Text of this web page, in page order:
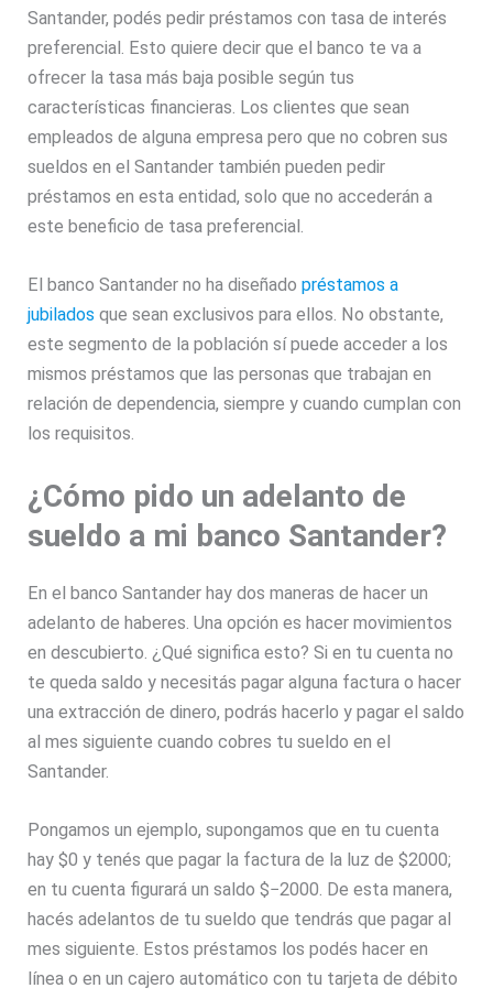
Santander, podés pedir préstamos con tasa de interés
preferencial. Esto quiere decir que el banco te va a
ofrecer la tasa más baja posible según tus
características financieras. Los clientes que sean
empleados de alguna empresa pero que no cobren sus
sueldos en el Santander también pueden pedir
préstamos en esta entidad, solo que no accederán a
este beneficio de tasa preferencial.
El banco Santander no ha diseñadopréstamos a
jubilados que sean exclusivos para ellos. No obstante,
este segmento de la población sí puede acceder a los
mismos préstamos que las personas que trabajan en
relación de dependencia, siempre y cuando cumplan con
los requisitos.
¿Cómo pido un adelanto de
sueldo a mi banco Santander?
En el banco Santander hay dos maneras de hacer un
adelanto de haberes. Una opción es hacer movimientos
en descubierto. ¿Qué significa esto? Si en tu cuenta no
te queda saldo y necesitás pagar alguna factura o hacer
una extracción de dinero, podrás hacerlo y pagar el saldo
al mes siguiente cuando cobres tu sueldo en el
Santander.
Pongamos un ejemplo, supongamos que en tu cuenta
hay $0 y tenés que pagar la factura de la luz de $2000;
en tu cuenta figurará un saldo $−2000. De esta manera,
hacés adelantos de tu sueldo que tendrás que pagar al
mes siguiente. Estos préstamos los podés hacer en
línea o en un cajero automático con tu tarjeta de débito